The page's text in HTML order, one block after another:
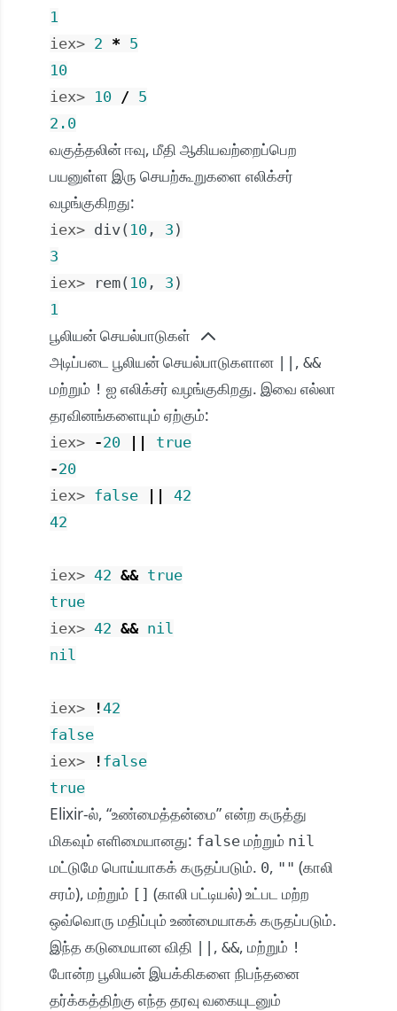
1
iex> 2 * 5
10
iex> 10 / 5
2.0
வகுத்தலின் ஈவு, மீதி ஆகியவற்றைப்பெற
பயனுள்ள இரு செயற்கூறுகளை எலிக்சர்
வழங்குகிறது:
iex> div( 10 , 3 )
3
iex>
rem( 10 , 3 )
1
பூலியன் செயல்பாடுகள்
அடிப்படை பூலியன் செயல்பாடுகளான
, &&
மற்றும் ! ஐ எலிக்சர் வழங்குகிறது. இவை எல்லா
தரவினங்களையும் ஏற்கும்:
iex> -20
true
-20
iex> false
42
42
iex> 42 && true
true
iex> 42 && nil
nil
iex> !42
false
iex>
! false
true
Elixir-ல், “உண்மைத்தன்மை” என்ற கருத்து
மிகவும் எளிமையானது: false மற்றும் nil
மட்டுமே பொய்யாகக் கருதப்படும். 0, "" (காலி
சரம்), மற்றும் [] (காலி பட்டியல்) உட்பட மற்ற
ஒவ்வொரு மதிப்பும் உண்மையாகக் கருதப்படும்.
இந்த கடுமையான விதி
, &&, மற்றும் !
போன்ற பூலியன் இயக்கிகளை நிபந்தனை
தர்க்கத்திற்கு எந்த தரவு வகையுடனும்